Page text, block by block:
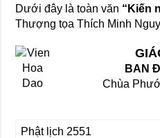
Dưới đây là toàn văn “Kiến
Thượng tọa Thích Minh
BAN
Chùa
Phật lịch 2551